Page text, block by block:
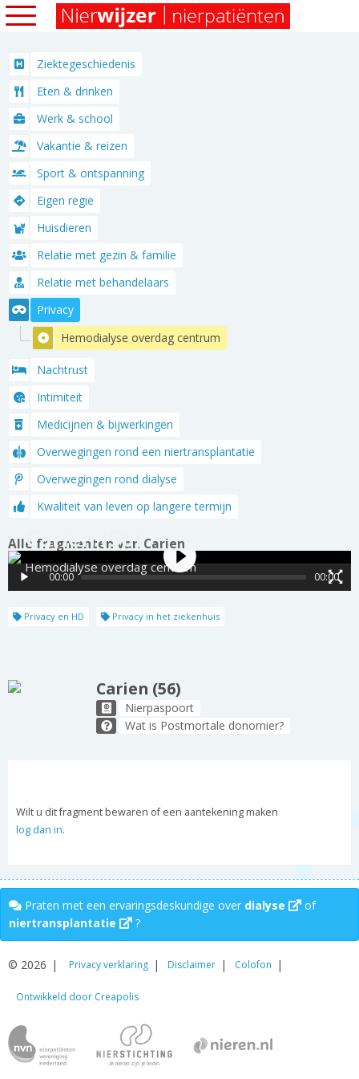
Ziektegeschiedenis
Eten & drinken
Werk & school
Vakantie & reizen
Sport & ontspanning
Eigen regie
Huisdieren
Relatie met gezin & familie
Relatie met behandelaars
Privacy
Hemodialyse overdag centrum
Nachtrust
Intimiteit
Medicijnen & bijwerkingen
Overwegingen rond een niertransplantatie
Overwegingen rond dialyse
Kwaliteit van leven op langere termijn
Alle fragmenten van Carien
Carien (56)
Hemodialyse overdag centrum
00:00 00:00
Privacy en HD Privacy in het ziekenhuis
Carien (56)
Nierpaspoort
Wat is Postmortale donornier?
Wilt u dit fragment bewaren of een aantekening maken
log dan in.
Praten met een ervaringsdeskundige over dialyse
of
niertransplantatie
?
© 2026 Privacy verklaring Disclaimer Colofon
Ontwikkeld door Creapolis